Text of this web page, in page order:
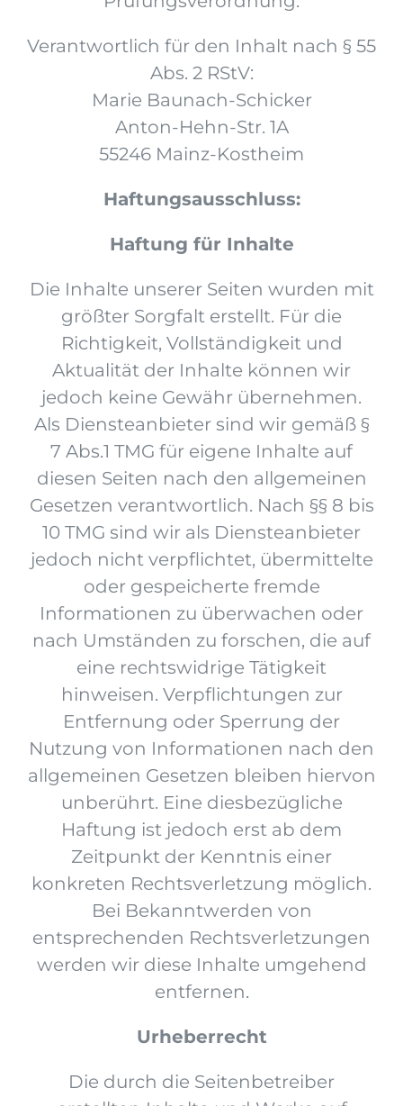
Verantwortlich für den Inhalt nach § 55
Abs. 2 RStV:
Marie Baunach-Schicker
Anton-Hehn-Str. 1A
55246 Mainz-Kostheim
Haftungsausschluss:
Haftung für Inhalte
Die Inhalte unserer Seiten wurden mit
größter Sorgfalt erstellt. Für die
Richtigkeit, Vollständigkeit und
Aktualität der Inhalte können wir
jedoch keine Gewähr übernehmen.
Als Diensteanbieter sind wir gemäß §
7 Abs.1 TMG für eigene Inhalte auf
diesen Seiten nach den allgemeinen
Gesetzen verantwortlich. Nach §§ 8 bis
10 TMG sind wir als Diensteanbieter
jedoch nicht verpflichtet, übermittelte
oder gespeicherte fremde
Informationen zu überwachen oder
nach Umständen zu forschen, die auf
eine rechtswidrige Tätigkeit
hinweisen. Verpflichtungen zur
Entfernung oder Sperrung der
Nutzung von Informationen nach den
allgemeinen Gesetzen bleiben hiervon
unberührt. Eine diesbezügliche
Haftung ist jedoch erst ab dem
Zeitpunkt der Kenntnis einer
konkreten Rechtsverletzung möglich.
Bei Bekanntwerden von
entsprechenden Rechtsverletzungen
werden wir diese Inhalte umgehend
entfernen.
Urheberrecht
Die durch die Seitenbetreiber